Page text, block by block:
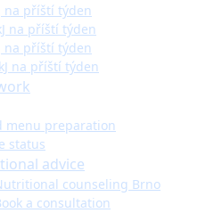
na příští týden
na příští týden
na příští týden
na příští týden
menu preparation
status
advice
counseling Brno
a consultation